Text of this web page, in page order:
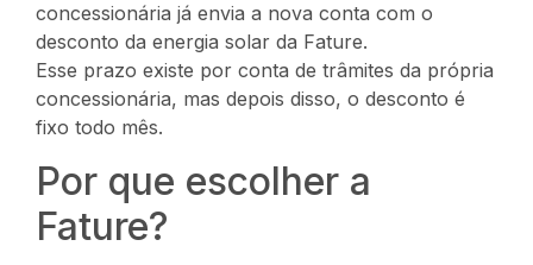
concessionária já envia a nova conta com o
desconto da energia solar da Fature.
Esse prazo existe por conta de trâmites da própria
concessionária, mas depois disso, o desconto é
fixo todo mês.
Por que escolher a
Fature?